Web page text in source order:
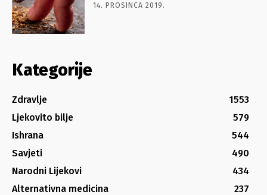
14. PROSINCA 2019.
Kategorije
Zdravlje
1553
Ljekovito bilje
579
Ishrana
544
Savjeti
490
Narodni Lijekovi
434
Alternativna medicina
237